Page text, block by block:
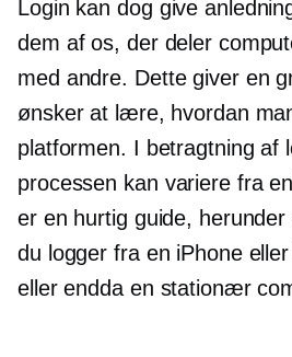
Login kan dog give
dem af os, der deler
med andre. Dette giver en
ønsker at lære, hvordan
platformen. I betragtning af
processen kan variere fra
er en hurtig guide,
du logger fra en iPhone
eller endda en stationær